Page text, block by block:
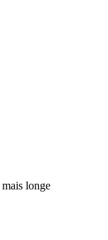
longe